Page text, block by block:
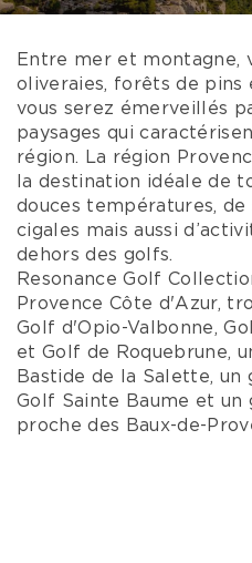
Entre mer et montagne,
oliveraies, forêts de pins
vous serez émerveillés
paysages qui
région. La région
la destination idéale de
douces températures,
cigales mais aussi
dehors des golfs.
Resonance Golf
Provence Côte d'Azur,
Golf d'Opio-Valbonne,
et Golf de Roquebrune,
Bastide de la Salette,
Golf Sainte Baume et
proche des Baux-de-